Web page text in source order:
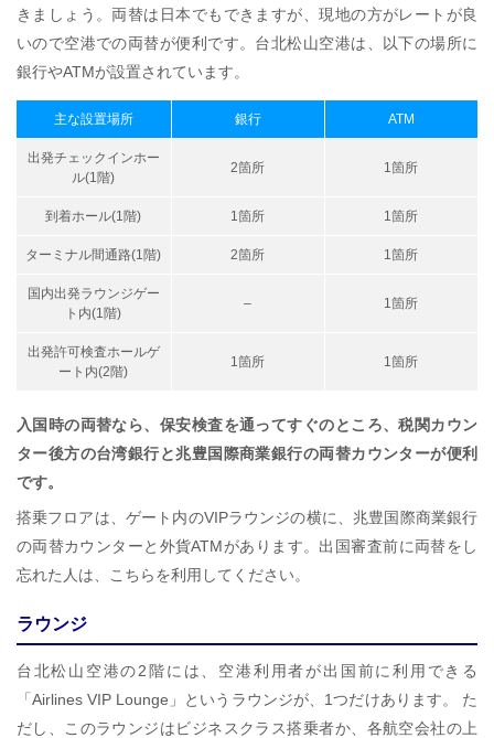
きましょう。両替は日本でもできますが、現地の方がレートが良
いので空港での両替が便利です。台北松山空港は、以下の場所に
銀行やATMが設置されています。
主な設置場所 銀行 ATM
出発チェックインホー
ル(1階)
2箇所 1箇所
到着ホール(1階) 1箇所 1箇所
ターミナル間通路(1階) 2箇所 1箇所
国内出発ラウンジゲー
ト内(1階)
– 1箇所
出発許可検査ホールゲ
ート内(2階)
1箇所 1箇所
入国時の両替なら、保安検査を通ってすぐのところ、税関カウン
ター後方の台湾銀行と兆豊国際商業銀行の両替カウンターが便利
です。
搭乗フロアは、ゲート内のVIPラウンジの横に、兆豊国際商業銀行
の両替カウンターと外貨ATMがあります。出国審査前に両替をし
忘れた人は、こちらを利用してください。
ラウンジ
台北松山空港の2階には、空港利用者が出国前に利用できる
「Airlines VIP Lounge」というラウンジが、1つだけあります。 た
だし、このラウンジはビジネスクラス搭乗者か、各航空会社の上